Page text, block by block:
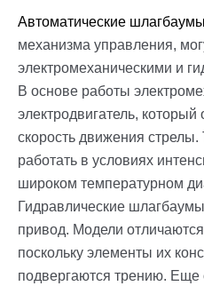
Автоматические шлагбаумы
механизма управления,
электромеханическими и
В основе работы
электродвигатель,
скорость движения стрелы.
работать в условиях
широком температурном
Гидравлические
привод. Модели
поскольку элементы их
подвергаются трению. Еще